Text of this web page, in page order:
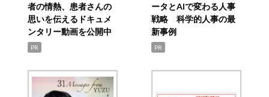
者の情熱、患者さんの
思いを伝えるドキュメ
ンタリー動画を公開中
PR
ータとAIで変わる人事
戦略 科学的人事の最
新事例
PR